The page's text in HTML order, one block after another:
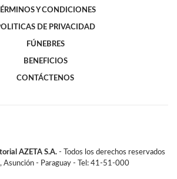
Y CONDICIONES
DE PRIVACIDAD
FÚNEBRES
BENEFICIOS
CONTÁCTENOS
AZETA S.A. - Todos los derechos reservados
Asunción - Paraguay - Tel: 41-51-000